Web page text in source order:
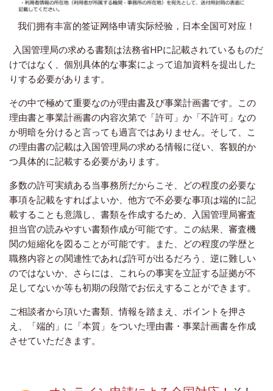
我们拥有丰富的签证网络申请实际经验，日本全国可对应！
入国管理局の求める書類は法務省HPに記載されているものだ
けではなく、個別具体的な事案によって追加資料を提出した
りする必要があります。
その中で極めて重要なのが理由書及び事業計画書です。この
理由書と事業計画書の内容次第で「許可」か「不許可」なの
か明暗を分けると言っても過言ではありません。そして、こ
の理由書の記載は入国管理局の求める情報に従い、客観的か
つ具体的に記載する必要があります。
多数の許可実績ある当事務所だからこそ、どの程度の必要な
事項を記載をすればよいか、他方で不必要な事項は端的に記
載することも意識し、書類を作成するため、入国管理局審査
担当官の読みやすい書類作成が可能です。この結果、審査機
関の短縮化を図ることが可能です。また、どの程度の学歴と
職務内容との関連性であれば許可が出るだろう、逆に難しい
のではないか、さらには、これらの事実を立証する証拠が不
足してないか等も初期の段階でお伝えすることができます。
ご相談者から頂いた書類、情報を踏まえ、ポイントを押さ
え、「端的」に「本質」をついた理由書・事業計画書を作成
させていただきます。